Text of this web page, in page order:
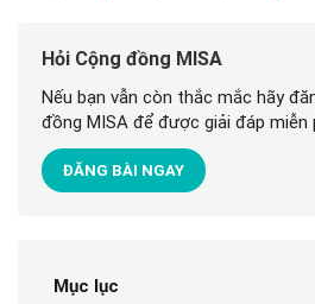
Hỏi Cộng đồng MISA
Nếu bạn vẫn còn thắc mắc hãy
đồng MISA để được giải đáp miễn
ĐĂNG BÀI NGAY
Mục lục